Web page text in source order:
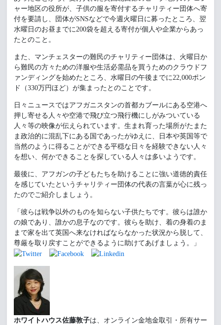
ャー地区の役所が、子供の服を寄付するチャリティー団体へ寄
付を要請し、団体がSNSなどで今週火曜日に募ったところ、翌
水曜日のお昼までに200袋を超える寄付が個人や企業からあっ
たとのこと。
また、マンチェスターの難民のチャリティー団体は、火曜日か
ら難民の方々ための洋服や生活必需品を買うためのクラウドフ
ァンディングを始めたところ、水曜日の午後までに22,000ポン
ド（330万円ほど）が集まったとのことです。
日々ニュースではアフガニスタンの首都カブールにある空港へ
押し寄せる人々や空港で飛び立つ飛行機にしがみついている
人々等の映像が伝えられています。生まれ育った場所がたまた
ま政治的に混乱下にある国であったがゆえに、日本や英国等で
当然のように得ることができる平穏な日々を経験できない人々
を想い、何かできることを探している人々は多いようです。
最後に、アフガンの子どもたちを助けることに強い道徳的責任
を感じていたというチャリティー団体の代表の言葉が心に残っ
たのでご紹介しましょう。
「彼らは戦争以外のものを知らない子供たちです。彼らは誰か
の娘であり、誰かの息子なのです。彼らを助け、着の身着のま
まで家を出て英国へ来なければならなかった状況から脱して、
尊厳を取り戻すことができるように助けてあげましょう。」
ホワイトハウス佐藤敦子は、オンライン金地金取引・所有サー